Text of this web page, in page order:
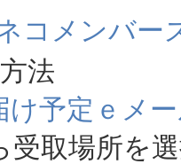
コメンバー
法
け予定ｅメ
受取場所を